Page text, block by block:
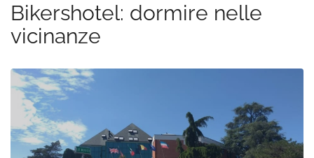
Bikershotel: dormire nelle
vicinanze